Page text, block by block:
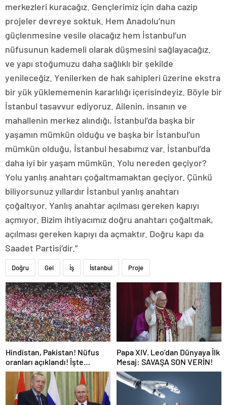
merkezleri kuracağız. Gençlerimiz için daha cazip
projeler devreye soktuk. Hem Anadolu’nun
güçlenmesine vesile olacağız hem İstanbul’un
nüfusunun kademeli olarak düşmesini sağlayacağız.
ve yapı stoğumuzu daha sağlıklı bir şekilde
yenileceğiz. Yenilerken de hak sahipleri üzerine ekstra
bir yük yüklememenin kararlılığı içerisindeyiz. Böyle bir
İstanbul tasavvur ediyoruz. Ailenin, insanın ve
mahallenin merkez alındığı, İstanbul’da başka bir
yaşamın mümkün olduğu ve başka bir İstanbul’un
mümkün olduğu, İstanbul hesabımız var. İstanbul’da
daha iyi bir yaşam mümkün. Yolu nereden geçiyor?
Yolu yanlış anahtarı çoğaltmamaktan geçiyor. Çünkü
biliyorsunuz yıllardır İstanbul yanlış anahtarı
çoğaltıyor. Yanlış anahtar açılması gereken kapıyı
açmıyor. Bizim ihtiyacımız doğru anahtarı çoğaltmak,
açılması gereken kapıyı da açmaktır. Doğru kapı da
Saadet Partisi’dir.”
Doğru Gel İş İstanbul Proje
Hindistan, Pakistan! Nüfus
oranları açıklandı! İşte
Dünyanın en kalabalık ülkesi!
Dünya haritası ülkeler!
Papa XIV. Leo’dan Dünyaya İlk
Mesaj: SAVAŞA SON VERİN!